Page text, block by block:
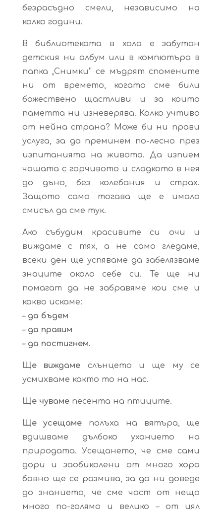
безрасъдно смели, независимо на
колко години.
В библиотеката в хола е забутан
детския ни албум или в компютъра в
папка „Снимки“ се мъдрят спомените
ни от времето, когато сме били
божествено щастливи и за които
паметта ни изневерява. Колко учтиво
от нейна страна? Може би ни прави
услуга, за да преминем по-лесно през
изпитанията на живота. Да изпием
чашата с горчивото и сладкото в нея
до дъно, без колебания и страх.
Защото само тогава ще е имало
смисъл да сме тук.
Ако събудим красивите си очи и
виждаме с тях, а не само гледаме,
всеки ден ще успяваме да забелязваме
знаците около себе си. Те ще ни
помагат да не забравяме кои сме и
какво искаме:
– да бъдем
– да правим
– да постигнем.
Ще виждаме слънцето и ще му се
усмихваме както то на нас.
Ще чувамепесента на птиците.
Ще усещаме полъха на вятъра, ще
вдишваме дълбоко уханието на
природата. Усещането, че сме сами
дори и заобиколени от много хора
бавно ще се размива, за да ни доведе
до знанието, че сме част от нещо
много по-голямо и велико – от цял